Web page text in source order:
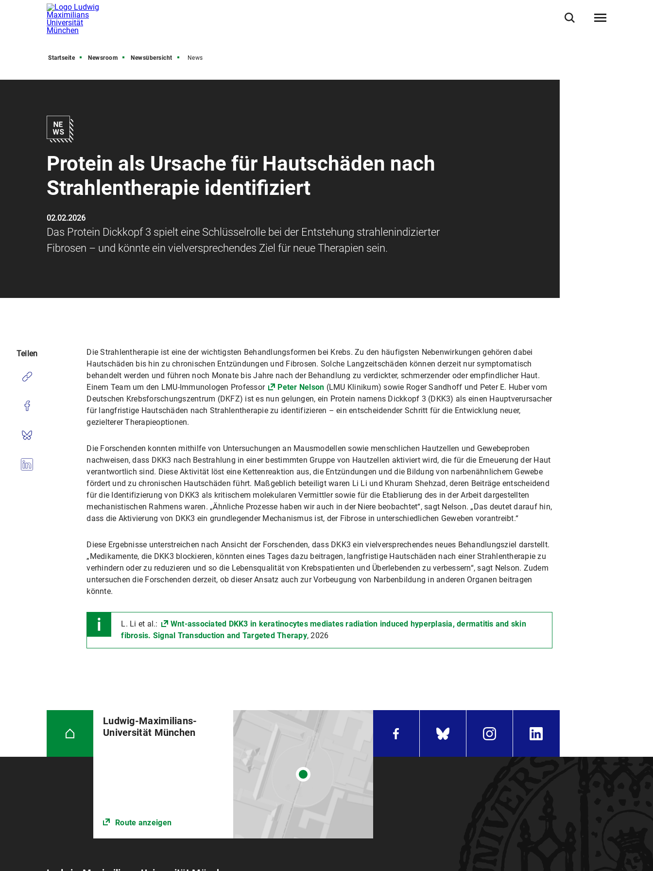
Startseite Newsroom Newsübersicht News
Protein als Ursache für Hautschäden nach
Strahlentherapie identifiziert
02.02.2026
Das Protein Dickkopf 3 spielt eine Schlüsselrolle bei der Entstehung strahlenindizierter
Fibrosen – und könnte ein vielversprechendes Ziel für neue Therapien sein.
Die Strahlentherapie ist eine der wichtigsten Behandlungsformen bei Krebs. Zu den häufigsten Nebenwirkungen gehören dabei
Hautschäden bis hin zu chronischen Entzündungen und Fibrosen. Solche Langzeitschäden können derzeit nur symptomatisch
behandelt werden und führen noch Monate bis Jahre nach der Behandlung zu verdickter, schmerzender oder empfindlicher Haut.
Einem Team um den LMU-Immunologen Professor
Peter Nelson (LMU Klinikum) sowie Roger Sandhoff und Peter E. Huber vom
Deutschen Krebsforschungszentrum (DKFZ) ist es nun gelungen, ein Protein namens Dickkopf 3 (DKK3) als einen Hauptverursacher
für langfristige Hautschäden nach Strahlentherapie zu identifizieren – ein entscheidender Schritt für die Entwicklung neuer,
gezielterer Therapieoptionen.
Die Forschenden konnten mithilfe von Untersuchungen an Mausmodellen sowie menschlichen Hautzellen und Gewebeproben
nachweisen, dass DKK3 nach Bestrahlung in einer bestimmten Gruppe von Hautzellen aktiviert wird, die für die Erneuerung der Haut
verantwortlich sind. Diese Aktivität löst eine Kettenreaktion aus, die Entzündungen und die Bildung von narbenähnlichem Gewebe
fördert und zu chronischen Hautschäden führt. Maßgeblich beteiligt waren Li Li und Khuram Shehzad, deren Beiträge entscheidend
für die Identifizierung von DKK3 als kritischem molekularen Vermittler sowie für die Etablierung des in der Arbeit dargestellten
mechanistischen Rahmens waren. „Ähnliche Prozesse haben wir auch in der Niere beobachtet“, sagt Nelson. „Das deutet darauf hin,
dass die Aktivierung von DKK3 ein grundlegender Mechanismus ist, der Fibrose in unterschiedlichen Geweben vorantreibt.“
Diese Ergebnisse unterstreichen nach Ansicht der Forschenden, dass DKK3 ein vielversprechendes neues Behandlungsziel darstellt.
„Medikamente, die DKK3 blockieren, könnten eines Tages dazu beitragen, langfristige Hautschäden nach einer Strahlentherapie zu
verhindern oder zu reduzieren und so die Lebensqualität von Krebspatienten und Überlebenden zu verbessern“, sagt Nelson. Zudem
untersuchen die Forschenden derzeit, ob dieser Ansatz auch zur Vorbeugung von Narbenbildung in anderen Organen beitragen
könnte.
L. Li et al.:
Wnt-associated DKK3 in keratinocytes mediates radiation induced hyperplasia, dermatitis and skin
fibrosis. Signal Transduction and Targeted Therapy, 2026
Teilen
Ludwig-Maximilians-
Universität München
Route anzeigen